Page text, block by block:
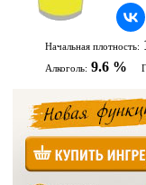
Начальная плотность:
Алкоголь: 9.6 %